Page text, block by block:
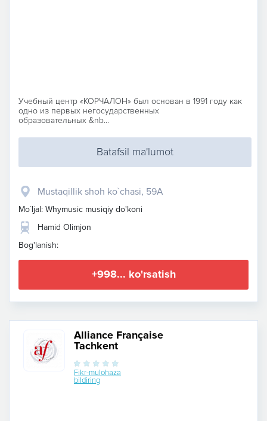
Учебный центр «КОРЧАЛОН» был основан в 1991 году как
одно из первых негосударственных
образовательных &nb...
Batafsil ma'lumot
Mustaqillik shoh ko`chasi, 59A
Mo`ljal: Whymusic musiqiy do'koni
Hamid Olimjon
Bog'lanish:
+998... ko'rsatish
Alliance Française
Tachkent
Fikr-mulohaza
bildiring